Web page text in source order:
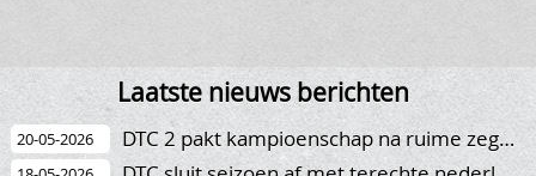
Laatste nieuws berichten
20-05-2026 DTC 2 pakt kampioenschap na ruime zege op concurrent Stevo